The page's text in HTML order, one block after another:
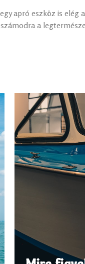
apró eszköz is
a